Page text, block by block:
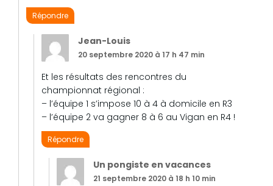
Répondre
Jean-Louis
20 septembre 2020 à 17 h 47 min
Et les résultats des rencontres du
championnat régional :
– l’équipe 1 s’impose 10 à 4 à domicile en R3
– l’équipe 2 va gagner 8 à 6 au Vigan en R4 !
Répondre
Un pongiste en vacances
21 septembre 2020 à 18 h 10 min